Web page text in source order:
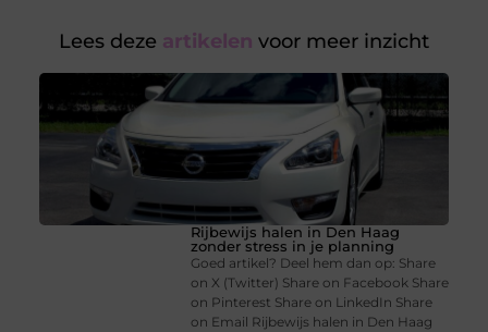
Lees deze artikelen voor meer inzicht
Rijbewijs halen in Den Haag
zonder stress in je planning
Goed artikel? Deel hem dan op: Share
on X (Twitter) Share on Facebook Share
on Pinterest Share on LinkedIn Share
on Email Rijbewijs halen in Den Haag